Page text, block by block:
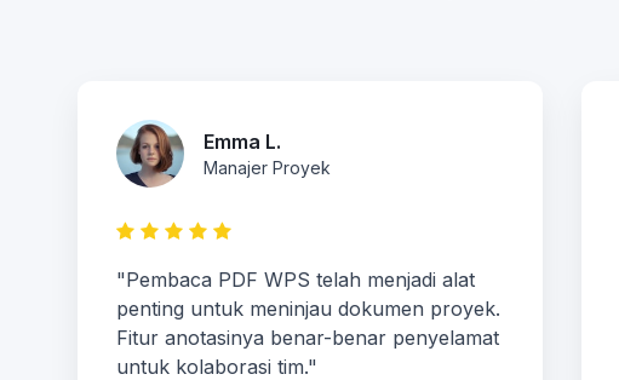
Emma L.
Manajer Proyek
"Pembaca PDF WPS telah menjadi alat
penting untuk meninjau dokumen proyek.
Fitur anotasinya benar-benar penyelamat
untuk kolaborasi tim."